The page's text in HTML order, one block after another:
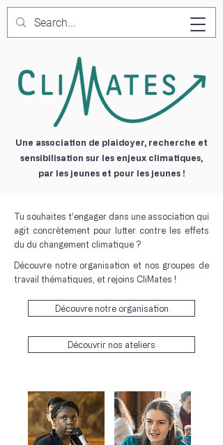
Une association de plaidoyer, recherche et
sensibilisation sur les enjeux climatiques,
par les jeunes et pour les jeunes !
Tu souhaites t’engager dans une association qui
agit concrètement pour lutter contre les effets
du du changement climatique ?
Découvre notre organisation et nos groupes de
travail thématiques, et rejoins CliMates !
Découvre notre organisation
Découvrir nos ateliers